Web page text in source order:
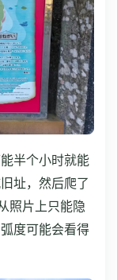
半个小时就能
址，然后爬了
照片上只能隐
度可能会看得